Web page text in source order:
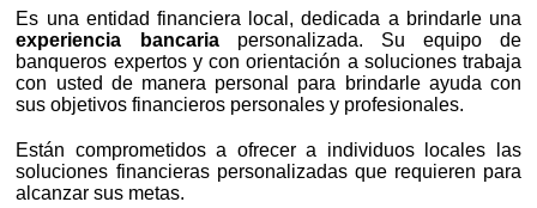
Es una entidad financiera local, dedicada a brindarle una
experiencia bancariapersonalizada. Su equipo de
banqueros expertos y con orientación a soluciones trabaja
con usted de manera personal para brindarle ayuda con
sus objetivos financieros personales y profesionales.
Están comprometidos a ofrecer a individuos locales las
soluciones financieras personalizadas que requieren para
alcanzar sus metas.